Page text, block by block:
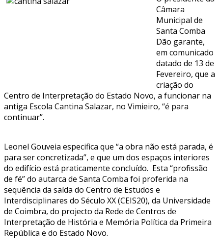
Câmara
Municipal de
Santa Comba
Dão garante,
em comunicado
datado de 13 de
Fevereiro, que a
criação do
Centro de Interpretação do Estado Novo, a funcionar na
antiga Escola Cantina Salazar, no Vimieiro, “é para
continuar”.
Leonel Gouveia especifica que “a obra não está parada, é
para ser concretizada”, e que um dos espaços interiores
do edifício está praticamente concluído. Esta “profissão
de fé” do autarca de Santa Comba foi proferida na
sequência da saída do Centro de Estudos e
Interdisciplinares do Século XX (CEIS20), da Universidade
de Coimbra, do projecto da Rede de Centros de
Interpretação de História e Memória Política da Primeira
República e do Estado Novo.